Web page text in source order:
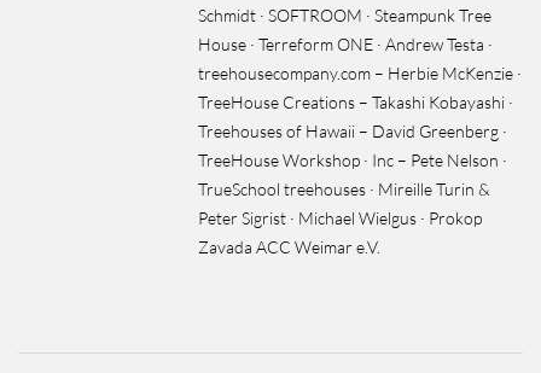
Schmidt · SOFTROOM · Steampunk Tree
House · Terreform ONE · Andrew Testa ·
treehousecompany.com – Herbie McKenzie ·
TreeHouse Creations – Takashi Kobayashi ·
Treehouses of Hawaii – David Greenberg ·
TreeHouse Workshop · Inc – Pete Nelson ·
TrueSchool treehouses · Mireille Turin &
Peter Sigrist · Michael Wielgus · Prokop
Zavada ACC Weimar e.V.